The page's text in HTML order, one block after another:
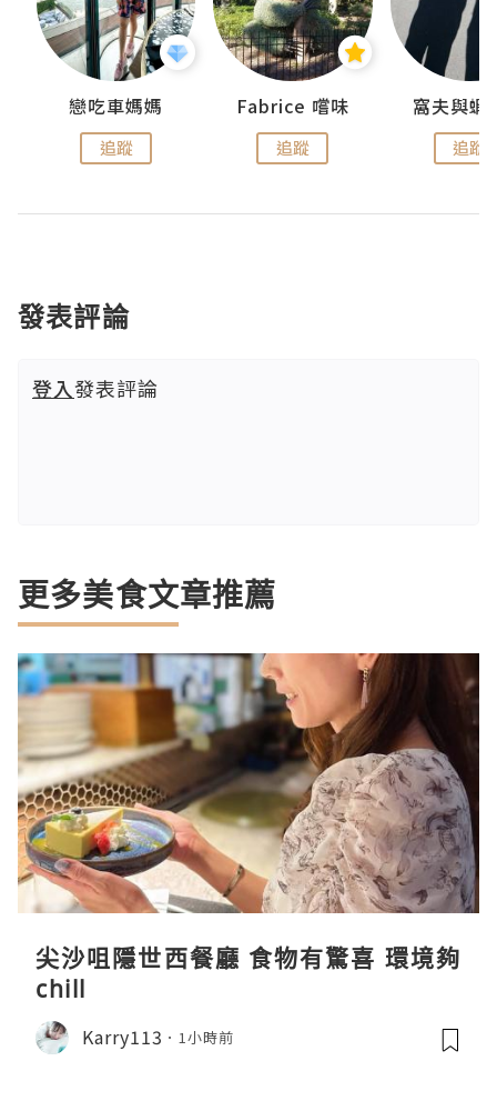
戀吃車媽媽
追蹤
Fabrice 嚐味
追蹤
窩夫與蝦
追蹤
發表評論
登入發表評論
更多美食文章推薦
尖沙咀隱世西餐廳 食物有驚喜 環境夠
chill
Karry113 1小時前